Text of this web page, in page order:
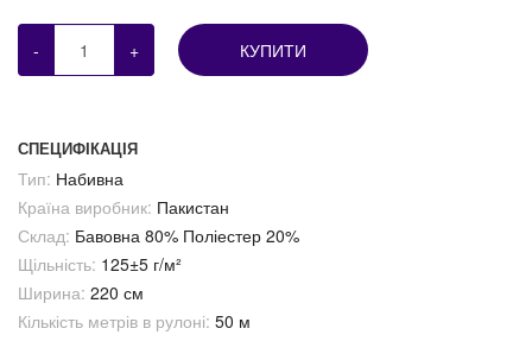
- + КУПИТИ
СПЕЦИФІКАЦІЯ
Тип: Набивна
Країна виробник: Пакистан
Склад: Бавовна 80% Поліестер 20%
Щільність: 125±5 г/м²
Ширина: 220 см
Кількість метрів в рулоні: 50 м